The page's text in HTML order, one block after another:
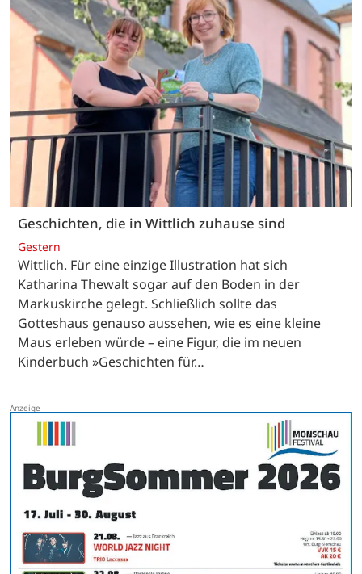
Geschichten, die in Wittlich zuhause sind
Gestern
Wittlich. Für eine einzige Illustration hat sich
Katharina Thewalt sogar auf den Boden in der
Markuskirche gelegt. Schließlich sollte das
Gotteshaus genauso aussehen, wie es eine kleine
Maus erleben würde – eine Figur, die im neuen
Kinderbuch »Geschichten für…